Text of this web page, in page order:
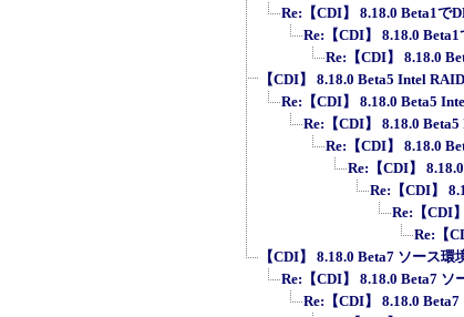
Re:【CDI】 8.18.0 Beta1で
Re:【CDI】 8.18.0
Re:【CDI】 8.18.0
【CDI】 8.18.0 Beta5 Intel
Re:【CDI】 8.18.0 Beta5
Re:【CDI】 8.18.0
Re:【CDI】 8.18.0
Re:【CDI】
Re:【CDI】
Re:【CDI
Re:【
【CDI】 8.18.0 Beta7 ソース
Re:【CDI】 8.18.0 Beta7 ソ
Re:【CDI】 8.18.0